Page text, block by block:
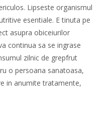
Lipseste organismul
esentiale. E tinuta pe
asupra obiceiurilor
continua sa se ingrase
zilnic de grepfrut
o persoana sanatoasa,
in anumite tratamente,